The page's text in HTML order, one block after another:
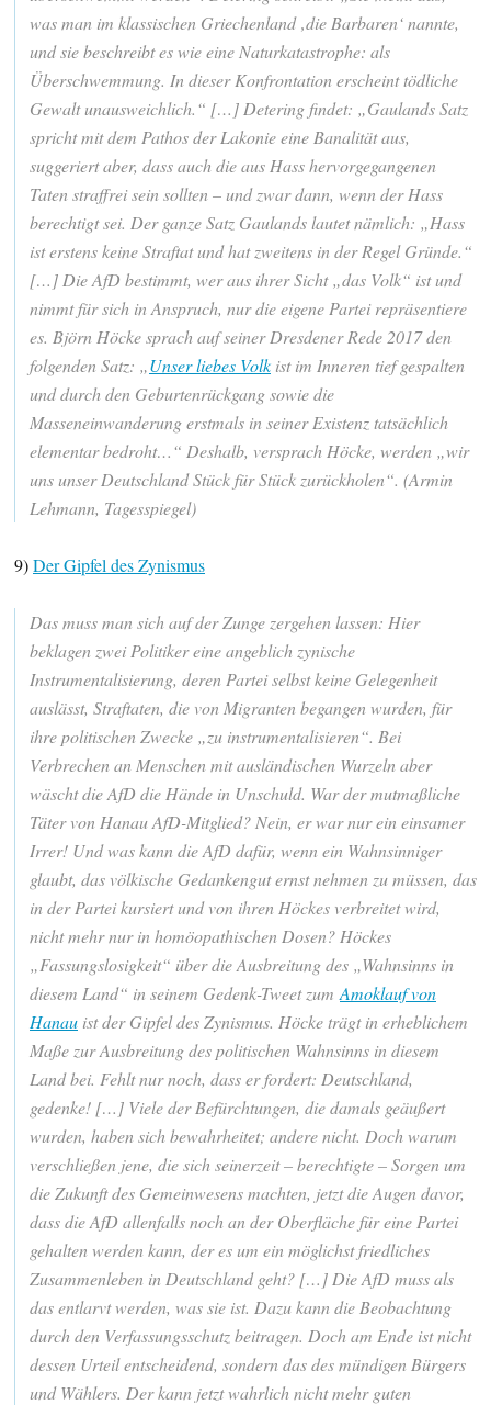
was man im klassischen Griechenland ‚die Barbaren‘ nannte,
und sie beschreibt es wie eine Naturkatastrophe: als
Überschwemmung. In dieser Konfrontation erscheint tödliche
Gewalt unausweichlich.“ […] Detering findet: „Gaulands Satz
spricht mit dem Pathos der Lakonie eine Banalität aus,
suggeriert aber, dass auch die aus Hass hervorgegangenen
Taten straffrei sein sollten – und zwar dann, wenn der Hass
berechtigt sei. Der ganze Satz Gaulands lautet nämlich: „Hass
ist erstens keine Straftat und hat zweitens in der Regel Gründe.“
[…] Die AfD bestimmt, wer aus ihrer Sicht „das Volk“ ist und
nimmt für sich in Anspruch, nur die eigene Partei repräsentiere
es. Björn Höcke sprach auf seiner Dresdener Rede 2017 den
folgenden Satz: „Unser liebes Volk ist im Inneren tief gespalten
und durch den Geburtenrückgang sowie die
Masseneinwanderung erstmals in seiner Existenz tatsächlich
elementar bedroht…“ Deshalb, versprach Höcke, werden „wir
uns unser Deutschland Stück für Stück zurückholen“. (Armin
Lehmann, Tagesspiegel)
9)Der Gipfel des Zynismus
Das muss man sich auf der Zunge zergehen lassen: Hier
beklagen zwei Politiker eine angeblich zynische
Instrumentalisierung, deren Partei selbst keine Gelegenheit
auslässt, Straftaten, die von Migranten begangen wurden, für
ihre politischen Zwecke „zu instrumentalisieren“. Bei
Verbrechen an Menschen mit ausländischen Wurzeln aber
wäscht die AfD die Hände in Unschuld. War der mutmaßliche
Täter von Hanau AfD-Mitglied? Nein, er war nur ein einsamer
Irrer! Und was kann die AfD dafür, wenn ein Wahnsinniger
glaubt, das völkische Gedankengut ernst nehmen zu müssen, das
in der Partei kursiert und von ihren Höckes verbreitet wird,
nicht mehr nur in homöopathischen Dosen? Höckes
„Fassungslosigkeit“ über die Ausbreitung des „Wahnsinns in
diesem Land“ in seinem Gedenk-Tweet zum Amoklauf von
Hanau ist der Gipfel des Zynismus. Höcke trägt in erheblichem
Maße zur Ausbreitung des politischen Wahnsinns in diesem
Land bei. Fehlt nur noch, dass er fordert: Deutschland,
gedenke! […] Viele der Befürchtungen, die damals geäußert
wurden, haben sich bewahrheitet; andere nicht. Doch warum
verschließen jene, die sich seinerzeit – berechtigte – Sorgen um
die Zukunft des Gemeinwesens machten, jetzt die Augen davor,
dass die AfD allenfalls noch an der Oberfläche für eine Partei
gehalten werden kann, der es um ein möglichst friedliches
Zusammenleben in Deutschland geht? […] Die AfD muss als
das entlarvt werden, was sie ist. Dazu kann die Beobachtung
durch den Verfassungsschutz beitragen. Doch am Ende ist nicht
dessen Urteil entscheidend, sondern das des mündigen Bürgers
und Wählers. Der kann jetzt wahrlich nicht mehr guten